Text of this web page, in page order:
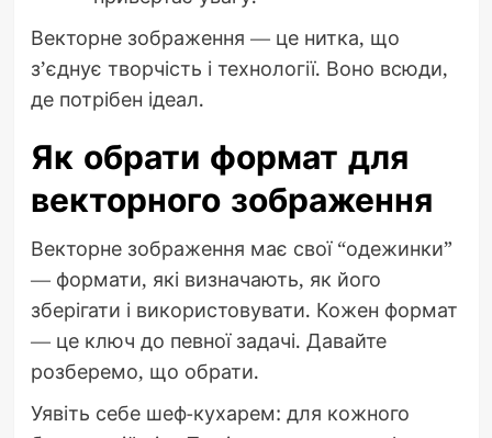
Векторне зображення — це нитка, що
з’єднує творчість і технології. Воно всюди,
де потрібен ідеал.
Як обрати формат для
векторного зображення
Векторне зображення має свої “одежинки”
— формати, які визначають, як його
зберігати і використовувати. Кожен формат
— це ключ до певної задачі. Давайте
розберемо, що обрати.
Уявіть себе шеф-кухарем: для кожного